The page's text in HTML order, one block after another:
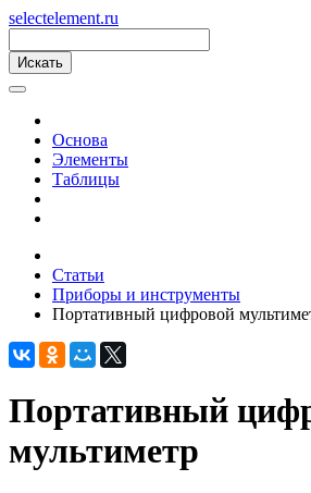
selectelement.ru
Основа
Элементы
Таблицы
Статьи
Приборы и инструменты
Портативный цифровой
Портативный
мультиметр